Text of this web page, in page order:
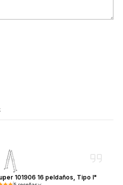
101906 16 peldaños, Tipo I"